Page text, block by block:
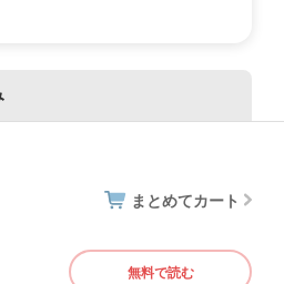
まとめてカート
無料で読む